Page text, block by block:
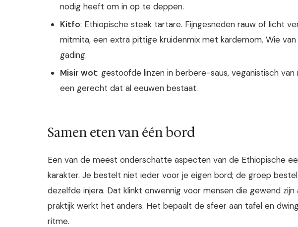
nodig heeft om in op te deppen.
Kitfo: Ethiopische steak tartare. Fijngesneden rauw of licht
mitmita, een extra pittige kruidenmix met kardemom. Wie
gading.
Misir wot: gestoofde linzen in berbere-saus, veganistisch
een gerecht dat al eeuwen bestaat.
Samen eten van één bord
Een van de meest onderschatte aspecten van de Ethiopische
karakter. Je bestelt niet ieder voor je eigen bord; de groep
dezelfde injera. Dat klinkt onwennig voor mensen die gewend
praktijk werkt het anders. Het bepaalt de sfeer aan tafel en
ritme.